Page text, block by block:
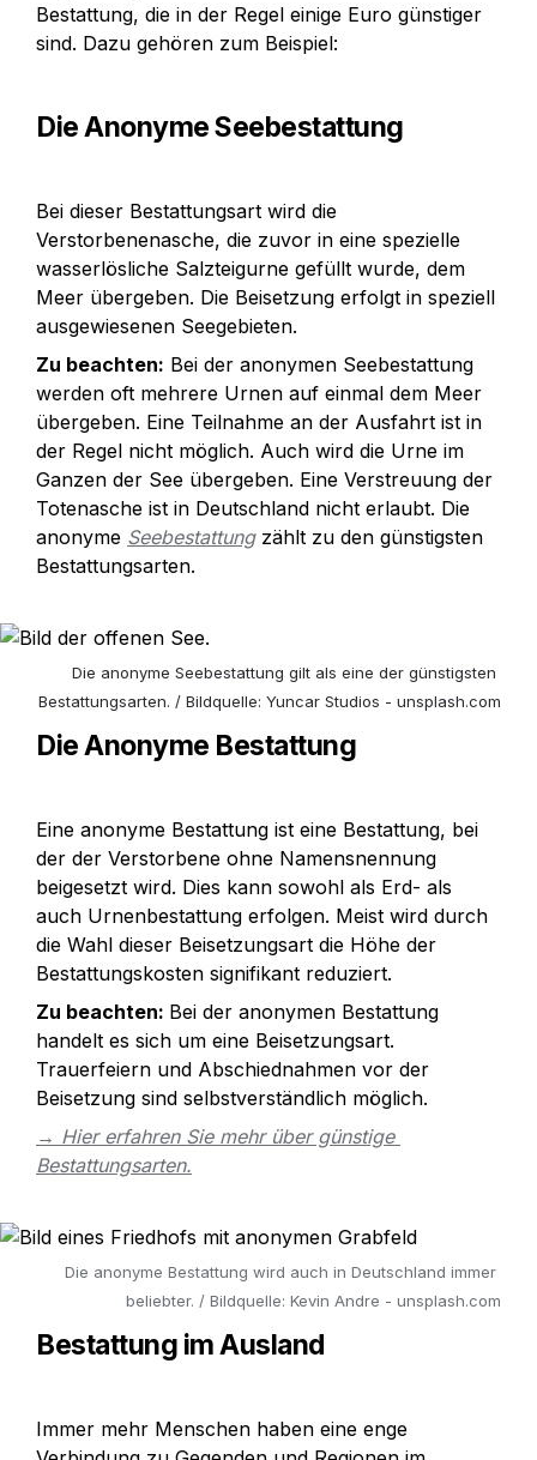
Bestattung, die in der Regel einige Euro günstiger
sind. Dazu gehören zum Beispiel:
Die Anonyme Seebestattung
Bei dieser Bestattungsart wird die
Verstorbenenasche, die zuvor in eine spezielle
wasserlösliche Salzteigurne gefüllt wurde, dem
Meer übergeben. Die Beisetzung erfolgt in speziell
ausgewiesenen Seegebieten.
Zu beachten: Bei der anonymen Seebestattung
werden oft mehrere Urnen auf einmal dem Meer
übergeben. Eine Teilnahme an der Ausfahrt ist in
der Regel nicht möglich. Auch wird die Urne im
Ganzen der See übergeben. Eine Verstreuung der
Totenasche ist in Deutschland nicht erlaubt. Die
anonyme Seebestattung zählt zu den günstigsten
Bestattungsarten.
Die anonyme Seebestattung gilt als eine der günstigsten
Bestattungsarten. / Bildquelle: Yuncar Studios - unsplash.com
Die Anonyme Bestattung
Eine anonyme Bestattung ist eine Bestattung, bei
der der Verstorbene ohne Namensnennung
beigesetzt wird. Dies kann sowohl als Erd- als
auch Urnenbestattung erfolgen. Meist wird durch
die Wahl dieser Beisetzungsart die Höhe der
Bestattungskosten signifikant reduziert.
Zu beachten: Bei der anonymen Bestattung
handelt es sich um eine Beisetzungsart.
Trauerfeiern und Abschiednahmen vor der
Beisetzung sind selbstverständlich möglich.
→ Hier erfahren Sie mehr über günstige
Bestattungsarten.
Die anonyme Bestattung wird auch in Deutschland immer
beliebter. / Bildquelle: Kevin Andre - unsplash.com
Bestattung im Ausland
Immer mehr Menschen haben eine enge